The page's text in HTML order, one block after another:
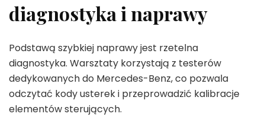
diagnostyka i naprawy
Podstawą szybkiej naprawy jest rzetelna
diagnostyka. Warsztaty korzystają z testerów
dedykowanych do Mercedes-Benz, co pozwala
odczytać kody usterek i przeprowadzić kalibracje
elementów sterujących.